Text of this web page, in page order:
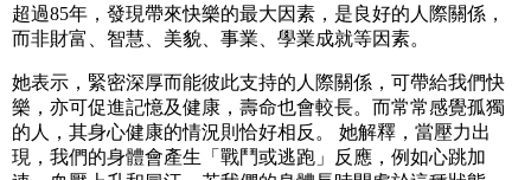
超過85年，發現帶來快樂的最大因素，是良好的人際關係，
而非財富、智慧、美貌、事業、學業成就等因素。
她表示，緊密深厚而能彼此支持的人際關係，可帶給我們快
樂，亦可促進記憶及健康，壽命也會較長。而常常感覺孤獨
的人，其身心健康的情況則恰好相反。 她解釋，當壓力出
現，我們的身體會產生「戰鬥或逃跑」反應，例如心跳加